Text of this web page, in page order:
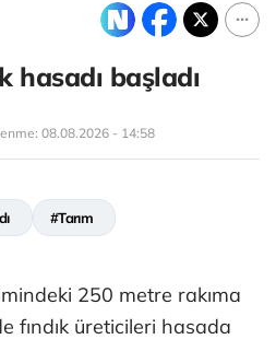
hasadı başladı
08.08.2026 - 14:58
#Tarım
250 metre rakıma
fındık üreticileri hasada